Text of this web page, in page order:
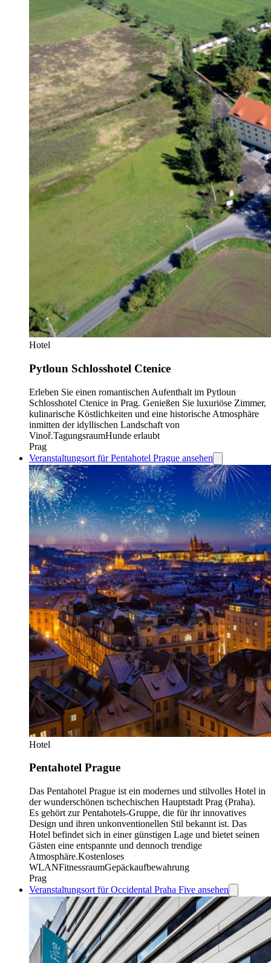
Hotel
Pytloun Schlosshotel Ctenice
Erleben Sie einen romantischen Aufenthalt im Pytloun
Schlosshotel Ctenice in Prag. Genießen Sie luxuriöse Zimmer,
kulinarische Köstlichkeiten und eine historische Atmosphäre
inmitten der idyllischen Landschaft von
Vinoř.TagungsraumHunde erlaubt
Prag
Veranstaltungsort für Pentahotel Prague ansehen
Hotel
Pentahotel Prague
Das Pentahotel Prague ist ein modernes und stilvolles Hotel in
der wunderschönen tschechischen Hauptstadt Prag (Praha).
Es gehört zur Pentahotels-Gruppe, die für ihr innovatives
Design und ihren unkonventionellen Stil bekannt ist. Das
Hotel befindet sich in einer günstigen Lage und bietet seinen
Gästen eine entspannte und dennoch trendige
Atmosphäre.Kostenloses
WLANFitnessraumGepäckaufbewahrung
Prag
Veranstaltungsort für Occidental Praha Five ansehen